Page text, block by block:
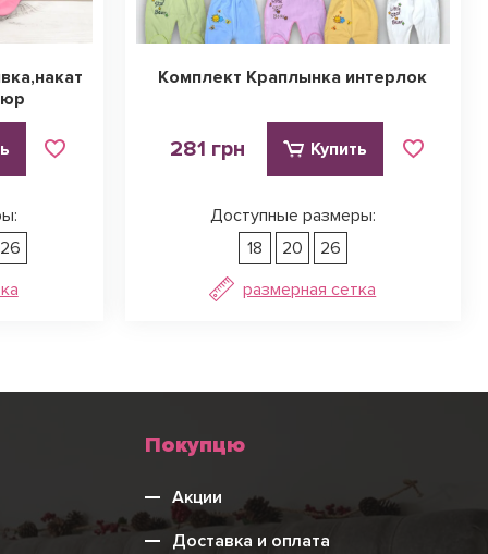
26
Комплект Краплынка интерлок
281 грн Купить
Доступные размеры:
18
20
26
размерная сетка
Меню
колонтитулу
Покупцю
Акции
Доставка и оплата